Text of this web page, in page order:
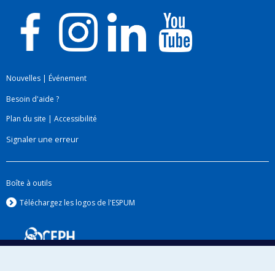
Nouvelles | Événement
Besoin d'aide ?
Plan du site | Accessibilité
Signaler une erreur
Boîte à outils
Téléchargez les logos de l'ESPUM